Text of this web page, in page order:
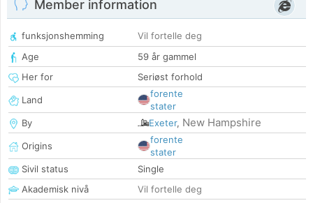
Member information
funksjonshemming
Vil fortelle deg
Age
59 år gammel
Her for
Seriøst forhold
Land
forente
stater
By
Exeter, New Hampshire
Origins
forente
stater
Sivil status
Single
Akademisk nivå
Vil fortelle deg